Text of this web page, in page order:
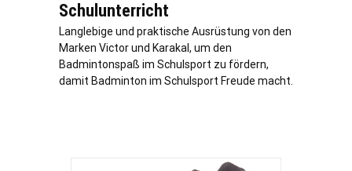
Schulunterricht
Langlebige und praktische Ausrüstung von den
Marken Victor und Karakal, um den
Badmintonspaß im Schulsport zu fördern,
damit Badminton im Schulsport Freude macht.